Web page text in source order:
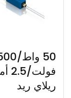
50 واط/
ريلاي ريد